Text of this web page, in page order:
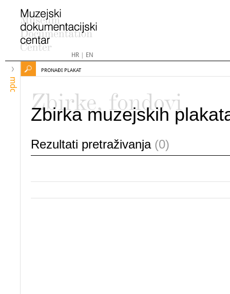
HR| EN
mdc
PRONAĐI PLAKAT
Zbirke, fondovi
Zbirka muzejskih
Rezultati pretraživanja (0)